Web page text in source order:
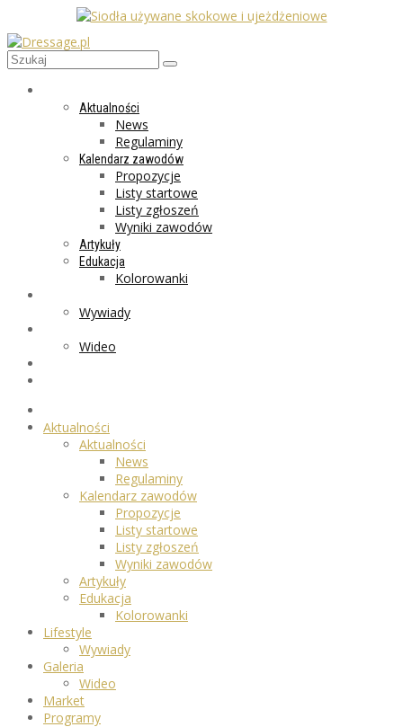
Aktualności
News
Regulaminy
Kalendarz zawodów
Propozycje
Listy startowe
Listy zgłoszeń
Wyniki zawodów
Artykuły
Edukacja
Kolorowanki
Wywiady
Wideo
Aktualności
Aktualności
News
Regulaminy
Kalendarz zawodów
Propozycje
Listy startowe
Listy zgłoszeń
Wyniki zawodów
Artykuły
Edukacja
Kolorowanki
Lifestyle
Wywiady
Galeria
Wideo
Market
Programy